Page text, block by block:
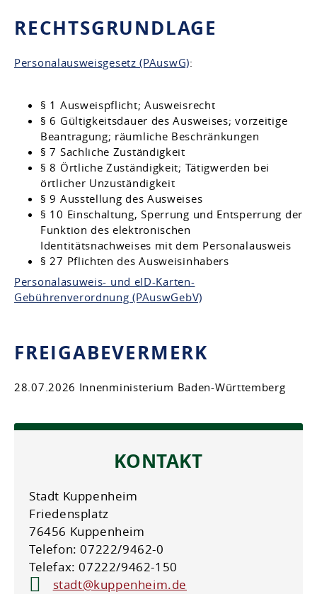
RECHTSGRUNDLAGE
Personalausweisgesetz (PAuswG):
§ 1 Ausweispflicht; Ausweisrecht
§ 6 Gültigkeitsdauer des Ausweises; vorzeitige
Beantragung; räumliche Beschränkungen
§ 7 Sachliche Zuständigkeit
§ 8 Örtliche Zuständigkeit; Tätigwerden bei
örtlicher Unzuständigkeit
§ 9 Ausstellung des Ausweises
§ 10 Einschaltung, Sperrung und Entsperrung der
Funktion des elektronischen
Identitätsnachweises mit dem Personalausweis
§ 27 Pflichten des Ausweisinhabers
Personalasuweis- und eID-Karten-
Gebührenverordnung (PAuswGebV)
FREIGABEVERMERK
28.07.2026 Innenministerium Baden-Württemberg
KONTAKT
Stadt Kuppenheim
Friedensplatz
76456 Kuppenheim
Telefon: 07222/9462-0
Telefax: 07222/9462-150
stadt@kuppenheim.de